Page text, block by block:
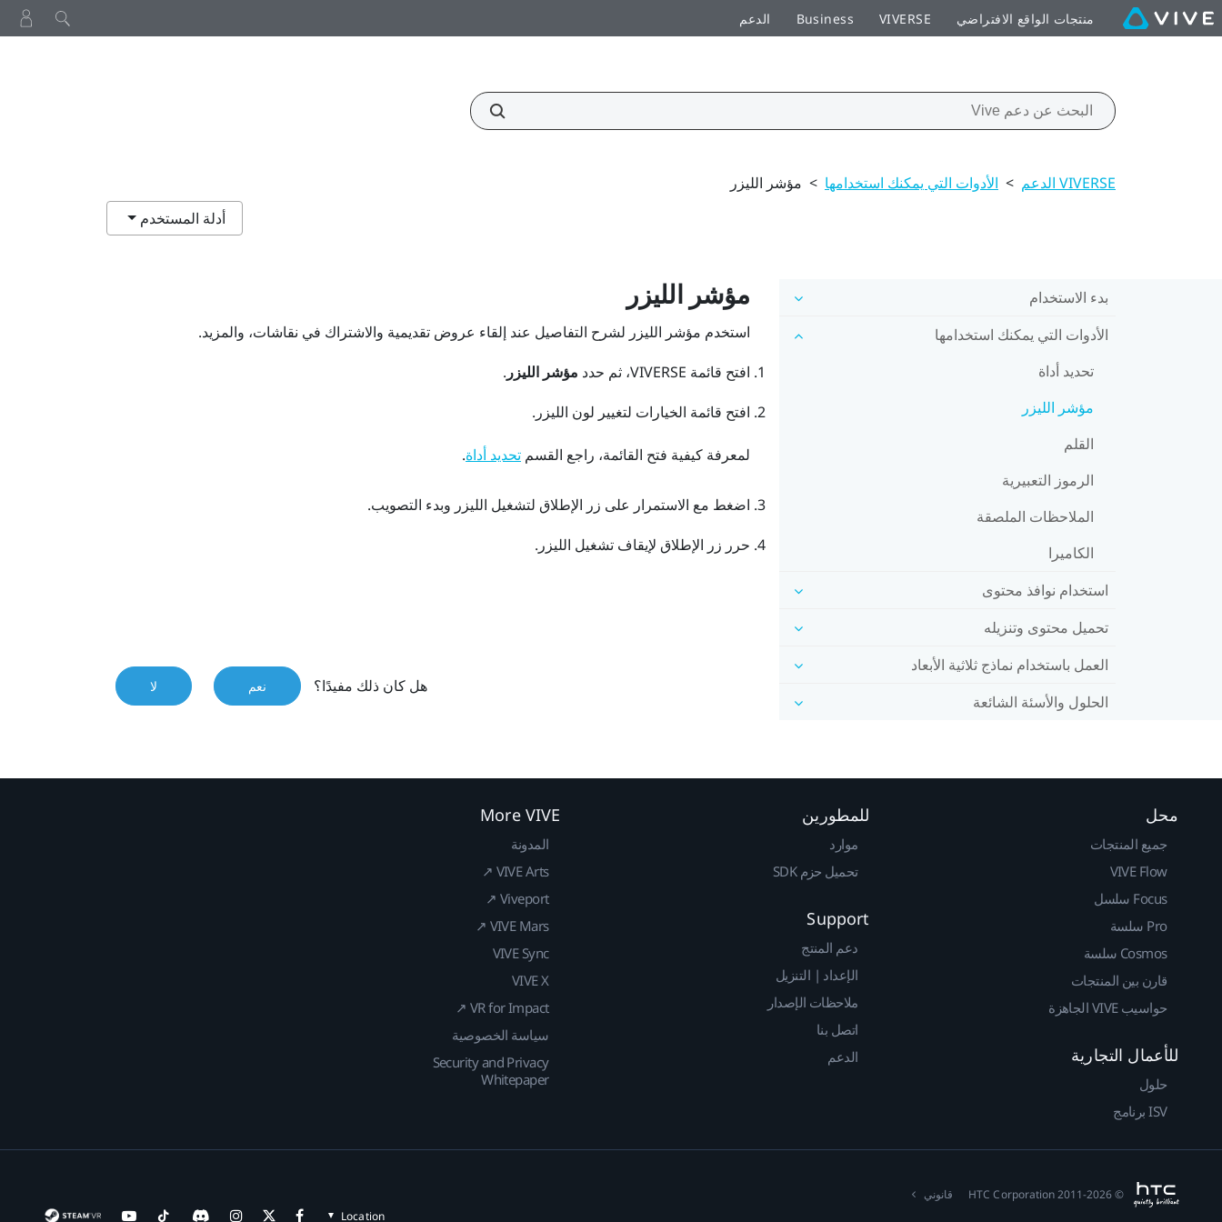
منتجات الواقع الافتراضي VIVERSE
Business الدعم
VIVERSE الدعم > الأدوات التي يمكنك استخدامها > مؤشر الليزر
أدلة المستخدم
بدء الاستخدام
الأدوات التي يمكنك استخدامها
تحديد أداة
مؤشر الليزر
القلم
الرموز التعبيرية
الملاحظات الملصقة
الكاميرا
استخدام نوافذ محتوى
تحميل محتوى وتنزيله
العمل باستخدام نماذج ثلاثية الأبعاد
الحلول والأسئة الشائعة
مؤشر الليزر
استخدم مؤشر الليزر لشرح التفاصيل عند إلقاء عروض تقديمية والاشتراك في نقاشات، والمزيد.
افتح قائمة VIVERSE ، ثم حدد مؤشر الليزر .
افتح قائمة الخيارات لتغيير لون الليزر.
لمعرفة كيفية فتح القائمة، راجع القسم تحديد أداة.
اضغط مع الاستمرار على زر الإطلاقلتشغيل الليزر وبدء التصويب.
حرر زر الإطلاقلإيقاف تشغيل الليزر.
هل كان ذلك مفيدًا؟ نعم لا
محل
جميع المنتجات
VIVE Flow
Focus سلسل
Pro سلسة
Cosmos سلسة
قارن بين المنتجات
حواسيب VIVE الجاهزة
للأعمال التجارية
حلول
ISV برنامج
للمطورين
موارد
تحميل حزم SDK
Support
دعم المنتج
الإعداد | التنزيل
ملاحظات الإصدار
اتصل بنا
الدعم
More VIVE
المدونة
VIVE Arts ↗
Viveport ↗
VIVE Mars ↗
VIVE Sync
VIVE X
VR for Impact ↗
سياسة الخصوصية
Security and Privacy
Whitepaper
Location
© 2011-2026 HTC Corporation قانوني